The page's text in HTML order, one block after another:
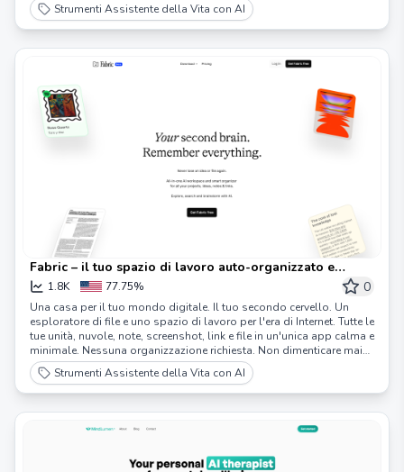
Strumenti Assistente della Vita con AI
Fabric – il tuo spazio di lavoro auto-organizzato e
esploratore di file
1.8K 77.75% 0
Una casa per il tuo mondo digitale. Il tuo secondo cervello. Un
esploratore di file e uno spazio di lavoro per l'era di Internet. Tutte le
tue unità, nuvole, note, screenshot, link e file in un'unica app calma e
minimale. Nessuna organizzazione richiesta. Non dimenticare mai
più nulla.
Strumenti Assistente della Vita con AI